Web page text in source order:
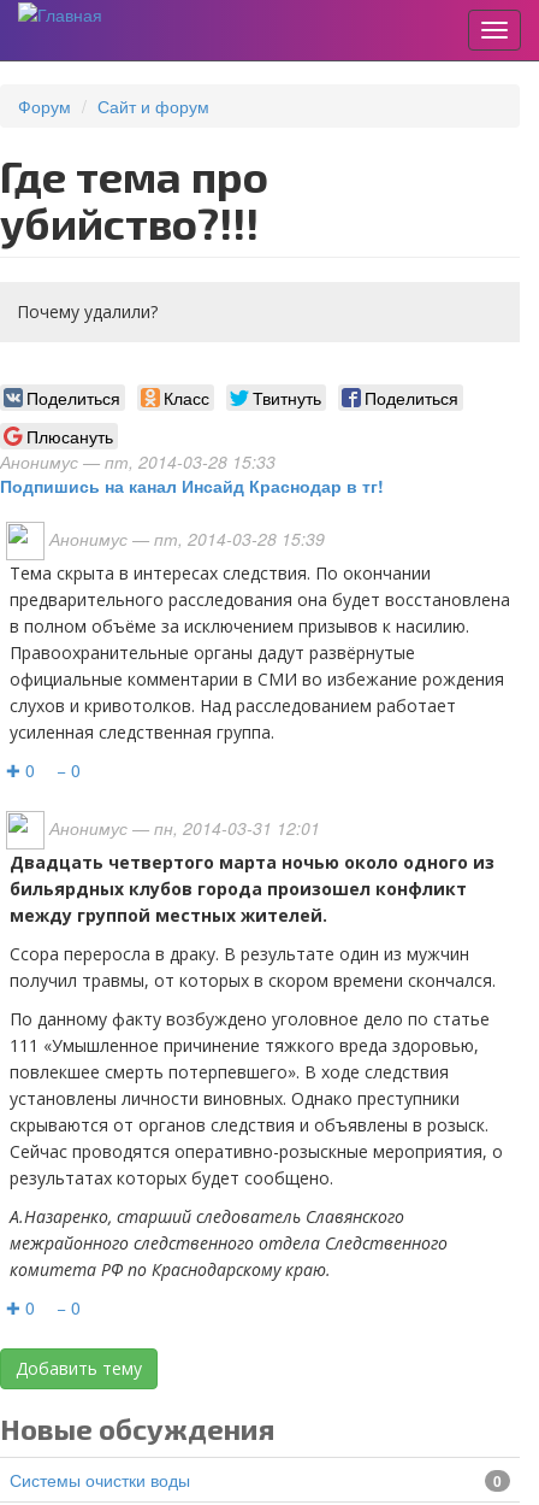
основному
Форум Сайт и форум
Где тема про
убийство?!!!
Почему удалили?
Поделиться Класс Твитнуть
Поделиться
Плюсануть
Анонимус — пт, 2014-03-28 15:33
Подпишись на канал Инсайд Краснодар в тг!
Анонимус — пт, 2014-03-28 15:39
Тема скрыта в интересах следствия. По окончании
предварительного расследования она будет восстановлена
в полном объёме за исключением призывов к насилию.
Правоохранительные органы дадут развёрнутые
официальные комментарии в СМИ во избежание рождения
слухов и кривотолков. Над расследованием работает
усиленная следственная группа.
✚ 0 − 0
Анонимус — пн, 2014-03-31 12:01
Двадцать четвертого марта ночью около одного из
бильярдных клубов города произошел конфликт
между группой местных жителей.
Ссора переросла в драку. В результате один из мужчин
получил травмы, от которых в скором времени скончался.
По данному факту возбуждено уголовное дело по статье
111 «Умышленное причинение тяжкого вреда здоровью,
повлекшее смерть потерпевшего». В ходе следствия
установлены личности виновных. Однако преступники
скрываются от органов следствия и объявлены в розыск.
Сейчас проводятся оперативно-розыскные мероприятия, о
результатах которых будет сообщено.
А.Назаренко, старший следователь Славянского
межрайонного следственного отдела Следственного
комитета РФ по Краснодарскому краю.
✚ 0 − 0
Добавить тему
Новые обсуждения
Системы очистки воды 0